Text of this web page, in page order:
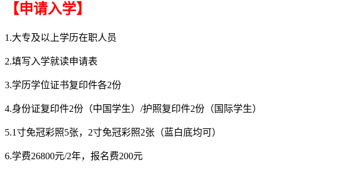
【申请入学】
1.大专及以上学历在职人员
2.填写入学就读申请表
3.学历学位证书复印件各2份
4.身份证复印件2份（中国学生）/护照复印件2份（国际学生）
5.1寸免冠彩照5张，2寸免冠彩照2张（蓝白底均可）
6.学费26800元/2年，报名费200元